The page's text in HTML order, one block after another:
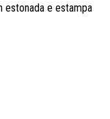
estonada e estampa